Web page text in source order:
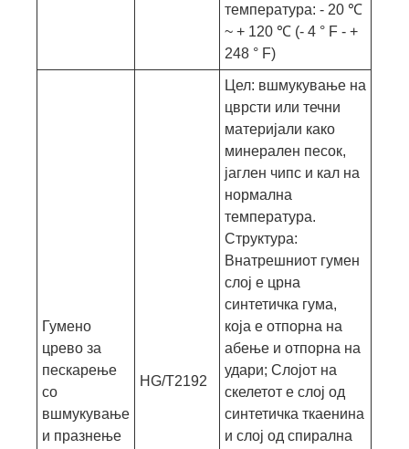
температура: - 20 ℃
~ + 120 ℃ (- 4 ° F - +
248 ° F)
Гумено
црево за
пескарење
со
вшмукување
и празнење
HG/T2192
Цел: вшмукување на
цврсти или течни
материјали како
минерален песок,
јаглен чипс и кал на
нормална
температура.
Структура:
Внатрешниот гумен
слој е црна
синтетичка гума,
која е отпорна на
абење и отпорна на
удари; Слојот на
скелетот е слој од
синтетичка ткаенина
и слој од спирална